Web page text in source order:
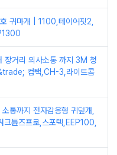
귀마개 | 1100,테이어핏2,
장거리 의사소통 까지 3M 청
컴택,CH-3,라이트콤
통까지 전자감응형 귀덮개,
튠즈프로,스포텍,EEP100,